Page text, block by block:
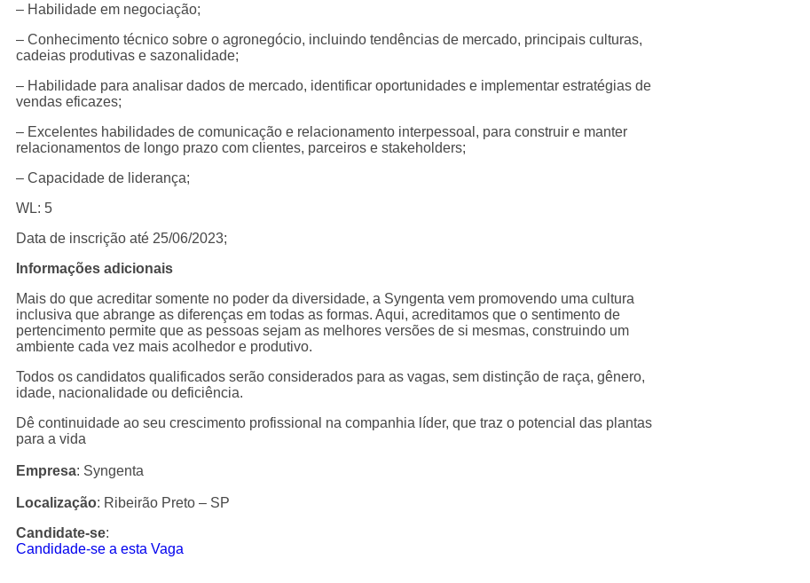
– Habilidade em negociação;
– Conhecimento técnico sobre o agronegócio, incluindo tendências de mercado, principais culturas,
cadeias produtivas e sazonalidade;
– Habilidade para analisar dados de mercado, identificar oportunidades e implementar estratégias de
vendas eficazes;
– Excelentes habilidades de comunicação e relacionamento interpessoal, para construir e manter
relacionamentos de longo prazo com clientes, parceiros e stakeholders;
– Capacidade de liderança;
WL: 5
Data de inscrição até 25/06/2023;
Informações adicionais
Mais do que acreditar somente no poder da diversidade, a Syngenta vem promovendo uma cultura
inclusiva que abrange as diferenças em todas as formas. Aqui, acreditamos que o sentimento de
pertencimento permite que as pessoas sejam as melhores versões de si mesmas, construindo um
ambiente cada vez mais acolhedor e produtivo.
Todos os candidatos qualificados serão considerados para as vagas, sem distinção de raça, gênero,
idade, nacionalidade ou deficiência.
Dê continuidade ao seu crescimento profissional na companhia líder, que traz o potencial das plantas
para a vida
Empresa: Syngenta
Localização: Ribeirão Preto – SP
Candidate-se:
Candidade-se a esta Vaga